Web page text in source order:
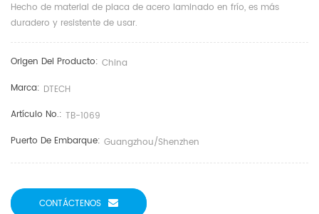
Hecho de material de placa de acero laminado en frío, es más
duradero y resistente de usar.
Origen Del Producto: China
Marca: DTECH
Artículo No.: TB-1069
Puerto De Embarque: Guangzhou/Shenzhen
CONTÁCTENOS